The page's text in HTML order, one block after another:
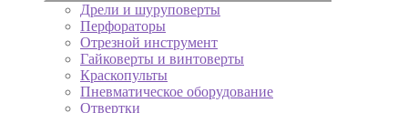
Дрели и шуруповерты
Перфораторы
Отрезной инструмент
Гайковерты и винтоверты
Краскопульты
Пневматическое оборудование
Отвертки